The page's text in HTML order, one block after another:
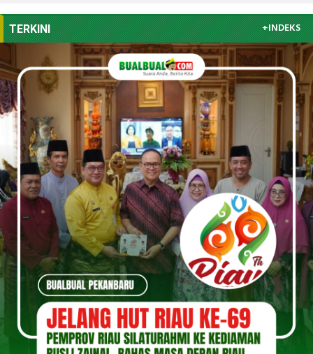
TERKINI +INDEKS